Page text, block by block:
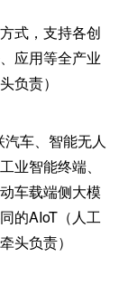
式，支持各创
应用等全产业
负责）
车、智能无人
业智能终端、
车载端侧大模
的AIoT（人工
头负责）